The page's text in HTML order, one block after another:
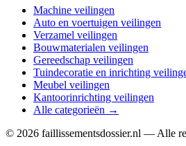
Machine veilingen
Auto en voertuigen veilingen
Verzamel veilingen
Bouwmaterialen veilingen
Gereedschap veilingen
Tuindecoratie en inrichting
Meubel veilingen
Kantoorinrichting veilingen
Alle categorieën →
© 2026 faillissementsdossier.nl — Alle